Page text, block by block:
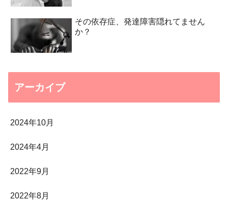
その依存症、発達障害隠れてません
か？
アーカイブ
2024年10月
2024年4月
2022年9月
2022年8月